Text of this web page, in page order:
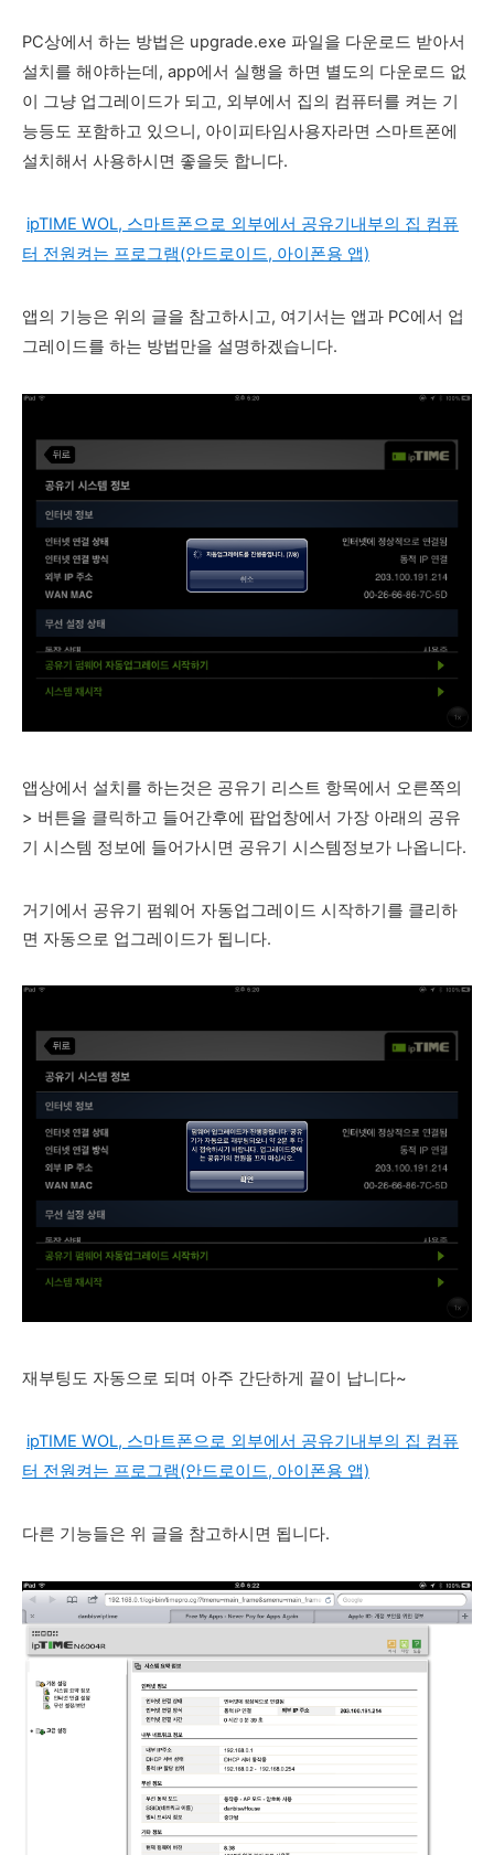
PC상에서 하는 방법은 upgrade.exe 파일을 다운로드 받아서
설치를 해야하는데, app에서 실행을 하면 별도의 다운로드 없
이 그냥 업그레이드가 되고, 외부에서 집의 컴퓨터를 켜는 기
능등도 포함하고 있으니, 아이피타임사용자라면 스마트폰에
설치해서 사용하시면 좋을듯 합니다.
ipTIME WOL, 스마트폰으로 외부에서 공유기내부의 집 컴퓨
터 전원켜는 프로그램(안드로이드, 아이폰용 앱)
앱의 기능은 위의 글을 참고하시고, 여기서는 앱과 PC에서 업
그레이드를 하는 방법만을 설명하겠습니다.
앱상에서 설치를 하는것은 공유기 리스트 항목에서 오른쪽의
> 버튼을 클릭하고 들어간후에 팝업창에서 가장 아래의 공유
기 시스템 정보에 들어가시면 공유기 시스템정보가 나옵니다.
거기에서 공유기 펌웨어 자동업그레이드 시작하기를 클리하
면 자동으로 업그레이드가 됩니다.
재부팅도 자동으로 되며 아주 간단하게 끝이 납니다~
ipTIME WOL, 스마트폰으로 외부에서 공유기내부의 집 컴퓨
터 전원켜는 프로그램(안드로이드, 아이폰용 앱)
다른 기능들은 위 글을 참고하시면 됩니다.